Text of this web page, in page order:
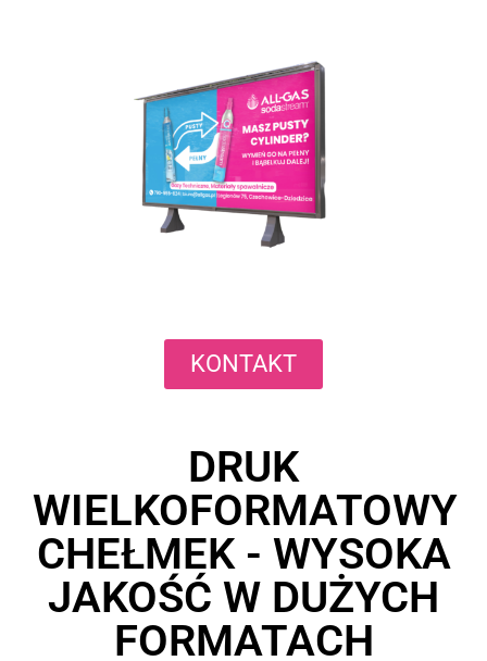
DRUK
WIELKOFORMATOWY
CHEŁMEK - WYSOKA
JAKOŚĆ W DUŻYCH
FORMATACH
KONTAKT